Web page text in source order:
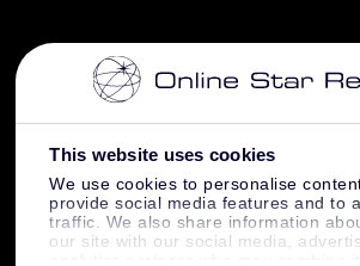
This website uses cookies
We use cookies to personalise
provide social media features and to
traffic. We also share information
our site with our social media,